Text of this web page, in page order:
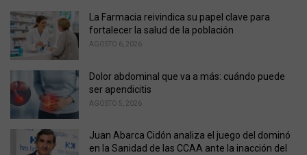
La Farmacia reivindica su papel clave para
fortalecer la salud de la población
AGOSTO 6, 2026
Dolor abdominal que va a más: cuándo puede
ser apendicitis
AGOSTO 5, 2026
Juan Abarca Cidón analiza el juego del dominó
en la Sanidad de las CCAA ante la inacción del